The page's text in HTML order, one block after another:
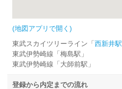
(地図アプリで開く)
東武スカイツリーライン「 西新井駅
東武伊勢崎線「梅島駅」
東武伊勢崎線「大師前駅」
登録から内定までの流れ